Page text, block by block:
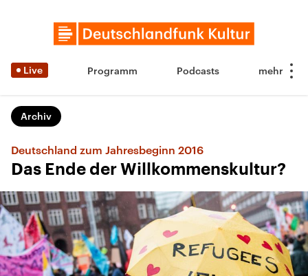
Live Programm Podcasts
Archiv
Deutschland zum Jahresbeginn 2016
Das Ende der Willkommenskultur?